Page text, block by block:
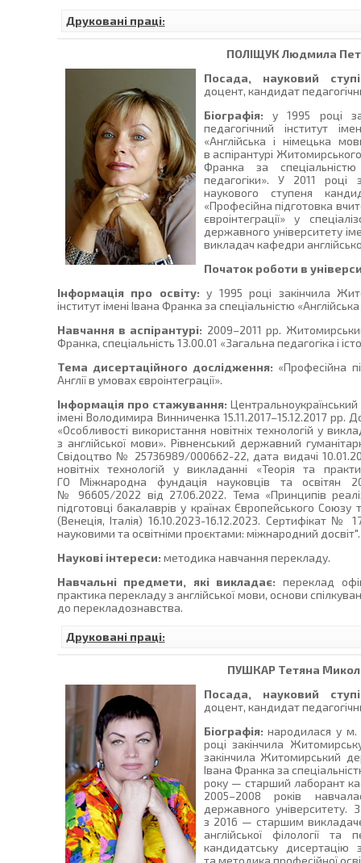
Друковані праці:
ПОЛІЩУК Людмила
Посада, науковий
доцент, кандидат
Біографія: у 1995 році
педагогічний інститут
«Англійська і німецька
в аспірантурі
Франка за
педагогіки». У 2011 році
наукового ступеня
«Професійна підготовка
євроінтеграції» у
державного університету
викладач кафедри
Початок роботи в
Інформація про освіту: у 1995 році закінчила
інститут імені Івана Франка за спеціальністю
Навчання в аспірантурі: 2009–2011 рр.
Франка, спеціальність 13.00.01 «Загальна педагогіка і
Тема дисертаційного дослідження: «Професійна
Англії в умовах євроінтеграції».
Інформація про стажування:
імені Володимира Винниченка 15.11.2017–15.12.2017
«Особливості використання новітніх технологій у
з англійської мови». Рівненський державний
Свідоцтво № 25736989/000662-22, дата видачі
новітніх технологій у викладанні «Теорія та
ГО Міжнародна фундація науковців та освітян
№ 96605/2022 від 27.06.2022. Тема «Принципів
підготовці бакалаврів у країнах Європейського Союзу
(Венеція, Італія) 16.10.2023-16.12.2023. Сертифікат №
науковими та освітніми проєктами: міжнародний досвіт".
Наукові інтереси: методика навчання перекладу.
Навчальні предмети, які викладає: переклад
практика перекладу з англійської мови, основи
до перекладознавства.
Друковані праці:
ПУШКАР Тетяна
Посада, науковий
доцент, кандидат
Біографія: народилася у м.
році закінчила
закінчила Житомирський
Івана Франка за
року — старший лаборант
2005–2008 років
державного
з 2016 — старшим
англійської філології
кандидатську дисертацію